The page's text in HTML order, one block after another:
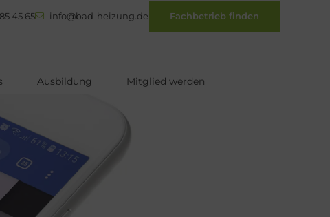
45 65 info@bad-heizung.de Fachbetrieb finden
Ausbildung Mitglied werden